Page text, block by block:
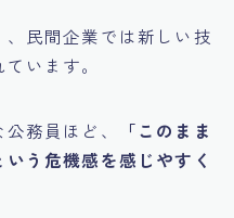
民間企業では新しい技
います。
務員ほど、
「このまま
う危機感を感じやすく